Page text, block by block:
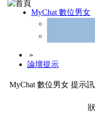
MyChat 數位男女
»
論壇提示
MyChat 數位男女 提示